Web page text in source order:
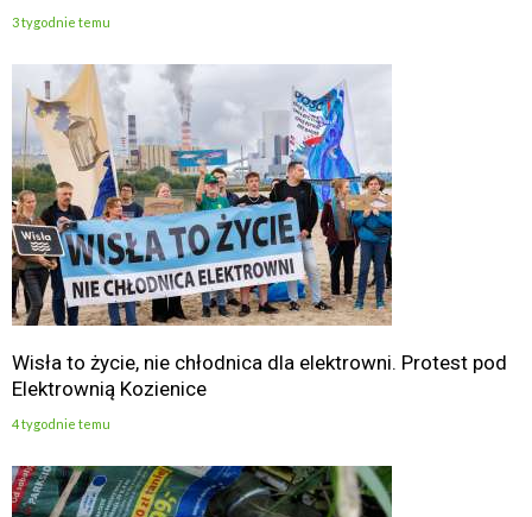
3 tygodnie temu
Wisła to życie, nie chłodnica dla elektrowni. Protest pod
Elektrownią Kozienice
4 tygodnie temu